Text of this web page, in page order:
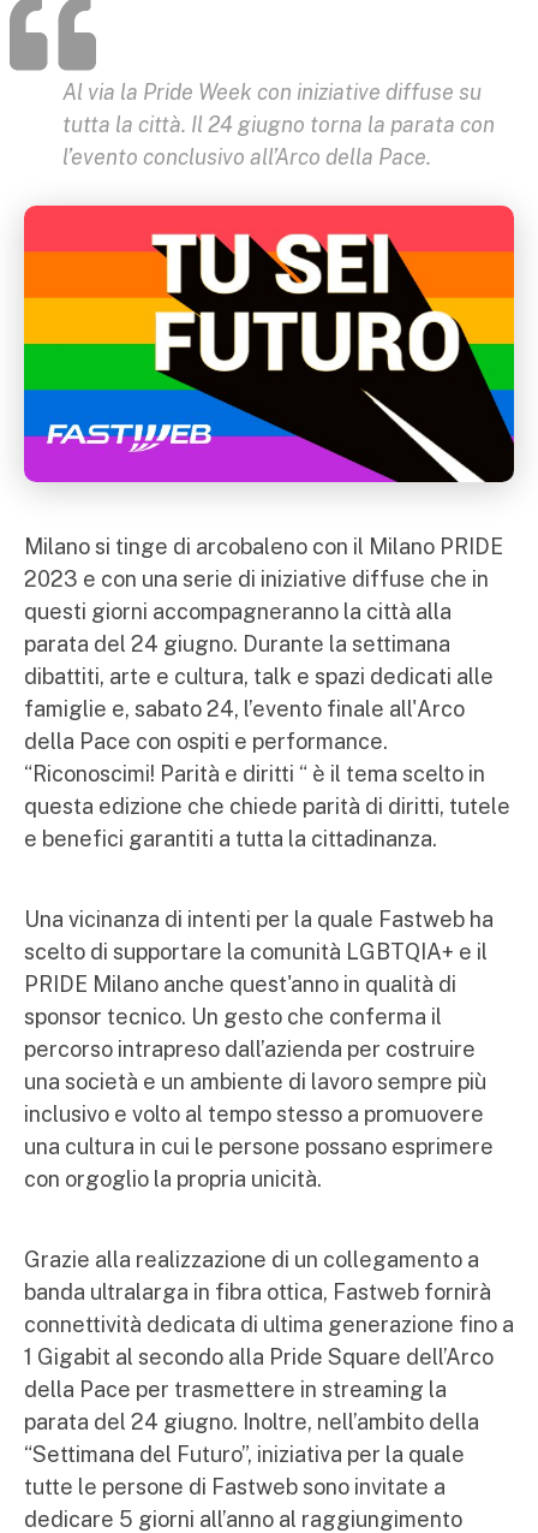
Al via la Pride Week con iniziative diffuse su
tutta la città. Il 24 giugno torna la parata con
l’evento conclusivo all’Arco della Pace.
Milano si tinge di arcobaleno con il Milano PRIDE
2023 e con una serie di iniziative diffuse che in
questi giorni accompagneranno la città alla
parata del 24 giugno. Durante la settimana
dibattiti, arte e cultura, talk e spazi dedicati alle
famiglie e, sabato 24, l’evento finale all'Arco
della Pace con ospiti e performance.
“Riconoscimi! Parità e diritti “ è il tema scelto in
questa edizione che chiede parità di diritti, tutele
e benefici garantiti a tutta la cittadinanza.
Una vicinanza di intenti per la quale Fastweb ha
scelto di supportare la comunità LGBTQIA+ e il
PRIDE Milano anche quest'anno in qualità di
sponsor tecnico. Un gesto che conferma il
percorso intrapreso dall’azienda per costruire
una società e un ambiente di lavoro sempre più
inclusivo e volto al tempo stesso a promuovere
una cultura in cui le persone possano esprimere
con orgoglio la propria unicità.
Grazie alla realizzazione di un collegamento a
banda ultralarga in fibra ottica, Fastweb fornirà
connettività dedicata di ultima generazione fino a
1 Gigabit al secondo alla Pride Square dell’Arco
della Pace per trasmettere in streaming la
parata del 24 giugno. Inoltre, nell’ambito della
“Settimana del Futuro”, iniziativa per la quale
tutte le persone di Fastweb sono invitate a
dedicare 5 giorni all’anno al raggiungimento